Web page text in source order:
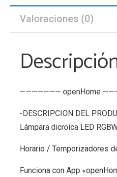
Valoraciones (0)
——————— openHome
-DESCRIPCION DEL
Lámpara dicroica LED
Horario / Temporizadores
Funciona con App